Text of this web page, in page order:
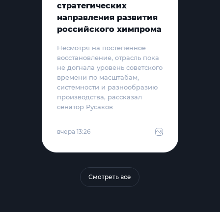
стратегических
направления развития
российского химпрома
Несмотря на постепенное
восстановление, отрасль пока
не догнала уровень советского
времени по масштабам,
системности и разнообразию
производства, рассказал
сенатор Русаков
вчера 13:26
Смотреть все